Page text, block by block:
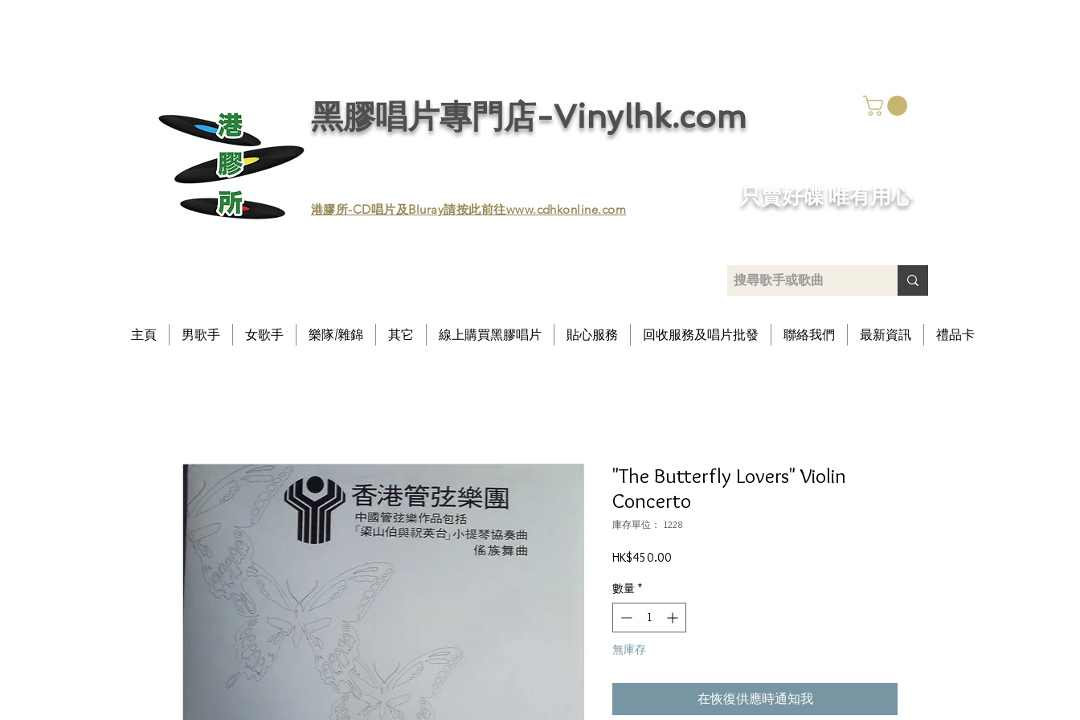
黑膠唱片專門店-Vinylhk.com
​港膠所-CD唱片及Bluray請按此前往www.cdhkonline.com ​只賣好碟 唯有用心
主頁 男歌手 女歌手 樂隊/雜錦 其它 線上購買黑膠唱片 貼心服務 回收服務及唱片批發 聯絡我們 最新資訊 禮品卡
"The Butterfly Lovers" Violin
Concerto
庫存單位： 1228
HK$450.00
數量 *
無庫存
在恢復供應時通知我